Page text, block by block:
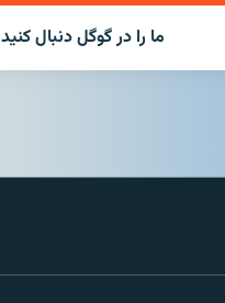
ما را در گوگل دنبال کنید